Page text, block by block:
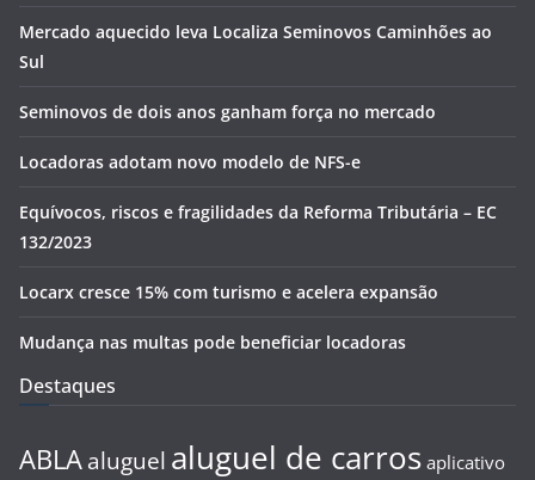
Mercado aquecido leva Localiza Seminovos Caminhões ao
Sul
Seminovos de dois anos ganham força no mercado
Locadoras adotam novo modelo de NFS-e
Equívocos, riscos e fragilidades da Reforma Tributária – EC
132/2023
Locarx cresce 15% com turismo e acelera expansão
Mudança nas multas pode beneficiar locadoras
Destaques
ABLA aluguel aluguel de carros aplicativo